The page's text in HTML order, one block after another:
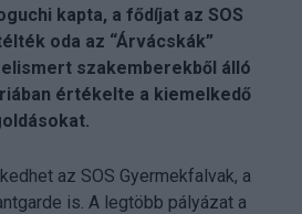
kapta, a fődíjat az SOS
oda az “Árvácskák”
szakemberekből álló
értékelte a kiemelkedő
az SOS Gyermekfalvak, a
is. A legtöbb pályázat a